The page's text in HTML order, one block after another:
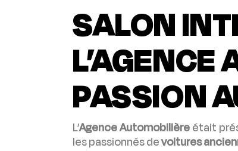
SALON
PASSION
L’Agence Automobilièreétait
les passionnés devoitures